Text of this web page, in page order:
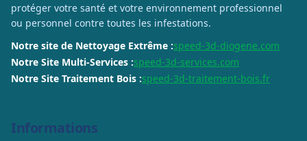
protéger votre santé et votre environnement professionnel
ou personnel contre toutes les infestations.
Notre site de Nettoyage Extrême :speed-3d-diogene.com
Notre Site Multi-Services :speed-3d-services.com
Notre Site Traitement Bois :speed-3d-traitement-bois.fr
Informations